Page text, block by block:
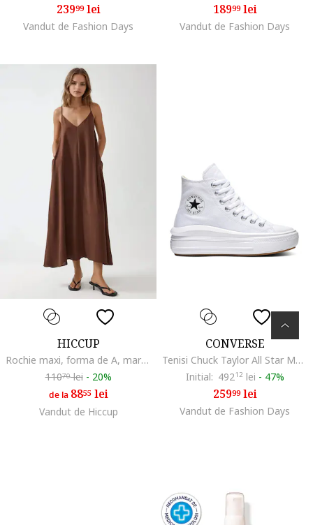
23999lei
Vandut de Fashion Days
18999lei
Vandut de Fashion Days
HICCUP
Rochie maxi, forma de A, maro, textil
11070lei - 20%
de la 8855lei
Vandut de Hiccup
CONVERSE
Tenisi Chuck Taylor All Star Move Hi, Alb
Initial: 49212 lei - 47%
25999lei
Vandut de Fashion Days